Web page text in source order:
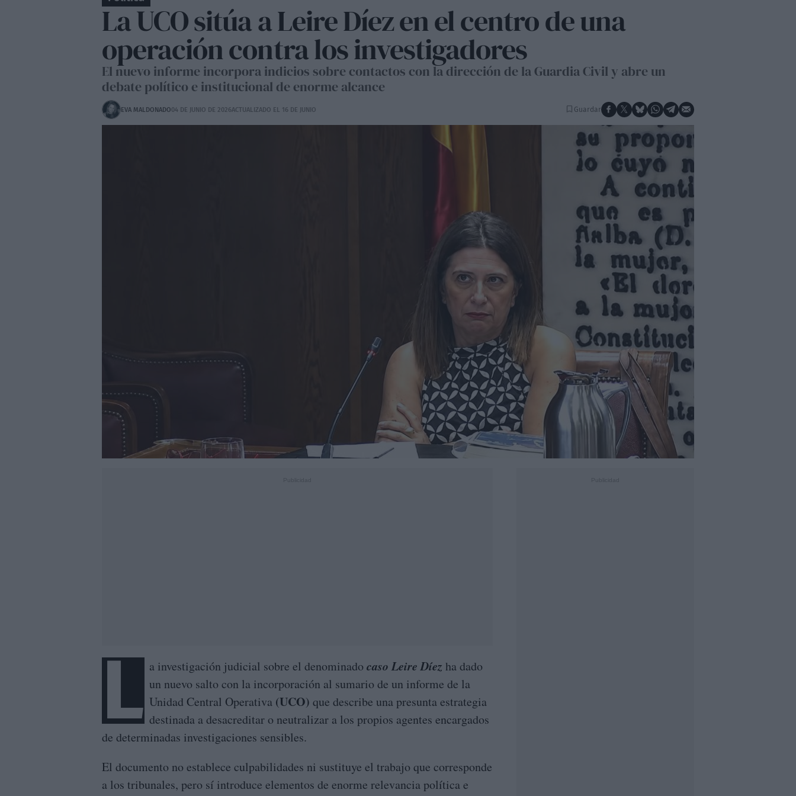
La UCO sitúa a Leire Díez en el centro de una
operación contra los investigadores
El nuevo informe incorpora indicios sobre contactos con la dirección de la Guardia Civil y abre un
debate político e institucional de enorme alcance
EVA MALDONADO04 DE JUNIO DE 2026ACTUALIZADO EL 16 DE JUNIO Guardar
L a investigación judicial sobre el denominado caso Leire Díez ha dado
un nuevo salto con la incorporación al sumario de un informe de la
Unidad Central Operativa (UCO) que describe una presunta estrategia
destinada a desacreditar o neutralizar a los propios agentes encargados
de determinadas investigaciones sensibles.
El documento no establece culpabilidades ni sustituye el trabajo que corresponde
a los tribunales, pero sí introduce elementos de enorme relevancia política e